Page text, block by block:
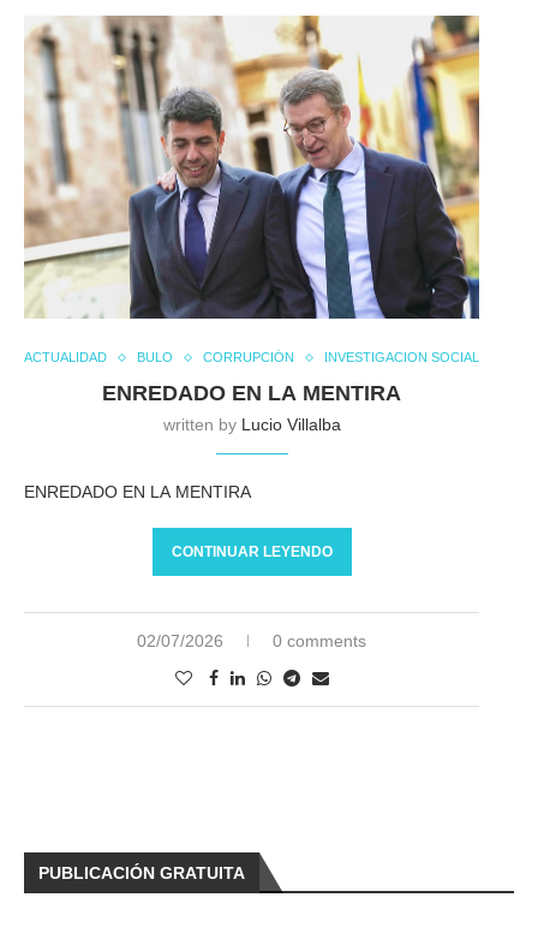
ACTUALIDAD BULO CORRUPCIÓN INVESTIGACION SOCIAL
ENREDADO EN LA MENTIRA
written by Lucio Villalba
ENREDADO EN LA MENTIRA
CONTINUAR LEYENDO
02/07/2026 0 comments
PUBLICACIÓN GRATUITA